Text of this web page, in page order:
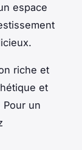
espace
riche et
et
un